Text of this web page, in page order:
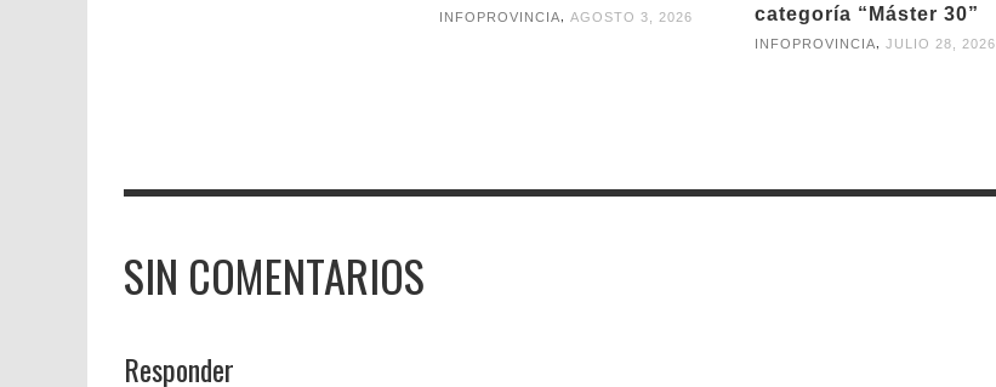
INFOPROVINCIA, AGOSTO 3, 2026
categoría “Máster 30”
INFOPROVINCIA, JULIO 28, 2026
SIN COMENTARIOS
Responder